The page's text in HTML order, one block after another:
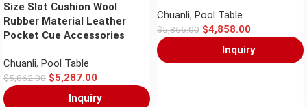
Size Slat Cushion Wool
Rubber Material Leather
Pocket Cue Accessories
Chuanli, Pool Table
$5,862.00 $5,287.00
Inquiry
Chuanli, Pool Table
$5,865.00 $4,858.00
Inquiry